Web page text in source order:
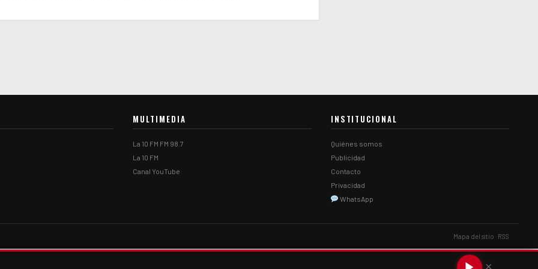
MULTIMEDIA
La 10 FM FM 98.7
La 10 FM
Canal YouTube
INSTITUCIONAL
Quiénes somos
Publicidad
Contacto
Privacidad
WhatsApp
Mapa del sitio · RSS
✕